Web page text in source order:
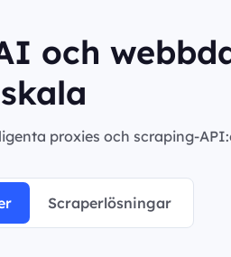
och
skala
proxies och scraping-
Scraperlösningar